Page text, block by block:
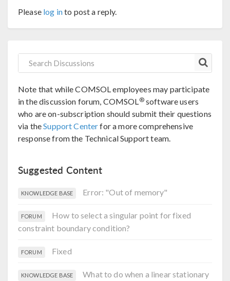
Please log into post a reply.
Note that while COMSOL employees may participate
in the discussion forum, COMSOL®software users
who are on-subscription should submit their questions
via theSupport Centerfor a more comprehensive
response from the Technical Support team.
Suggested Content
KNOWLEDGE BASE Error: "Out of memory"
FORUM
How to select a singular point for fixed
constraint boundary condition?
FORUM Fixed
KNOWLEDGE BASE
What to do when a linear stationary